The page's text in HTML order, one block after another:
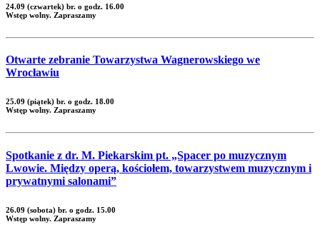
24.09 (czwartek) br. o godz. 16.00
Wstęp wolny. Zapraszamy
Otwarte zebranie Towarzystwa Wagnerowskiego we
Wrocławiu
25.09 (piątek) br. o godz. 18.00
Wstęp wolny. Zapraszamy
Spotkanie z dr. M. Piekarskim pt. „Spacer po muzycznym
Lwowie. Między operą, kościołem, towarzystwem muzycznym i
prywatnymi salonami”
26.09 (sobota) br. o godz. 15.00
Wstęp wolny. Zapraszamy